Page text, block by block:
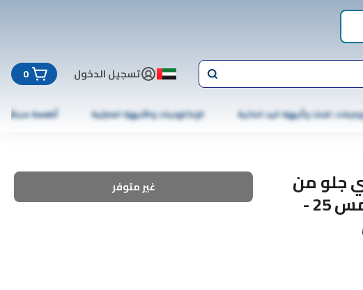
تسجيل الدخول 0
تابلت وأجهزة اليد الذكية الإلكترونيات والأجهزة المنزلية أطعمة مجمّدة
جلو من
سماش بوكس ​​بعامل حماية من الشمس 25 -
غير متوفر